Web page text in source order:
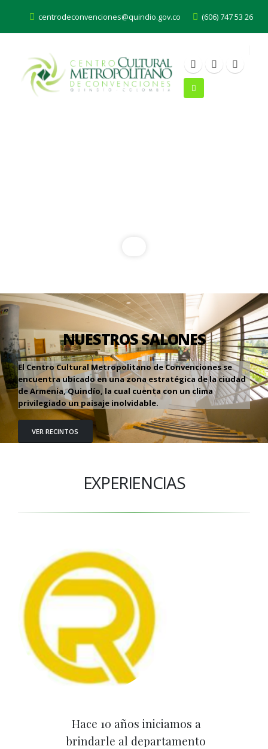
centrodeconvenciones@quindio.gov.co (606) 747 53 26
NUESTROS SALONES
El Centro Cultural Metropolitano de Convenciones se
encuentra ubicado en una zona estratégica de la ciudad
de Armenia, Quindío, la cual cuenta con un clima
privilegiado un paisaje inolvidable.
VER RECINTOS
EXPERIENCIAS
Hace 10 años iniciamos a
brindarle al departamento